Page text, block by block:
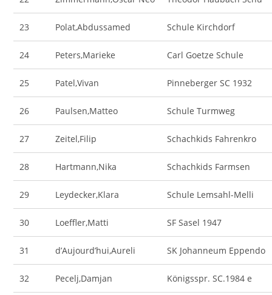
23 Polat,Abdussamed Schule Kirchdorf
24 Peters,Marieke Carl Goetze Schule
25 Patel,Vivan Pinneberger SC 1932
26 Paulsen,Matteo Schule Turmweg
27 Zeitel,Filip Schachkids Fahrenkro
28 Hartmann,Nika Schachkids Farmsen
29 Leydecker,Klara Schule Lemsahl-Melli
30 Loeffler,Matti SF Sasel 1947
31 d’Aujourd’hui,Aureli SK Johanneum Eppendo
32 Pecelj,Damjan Königsspr. SC.1984 e